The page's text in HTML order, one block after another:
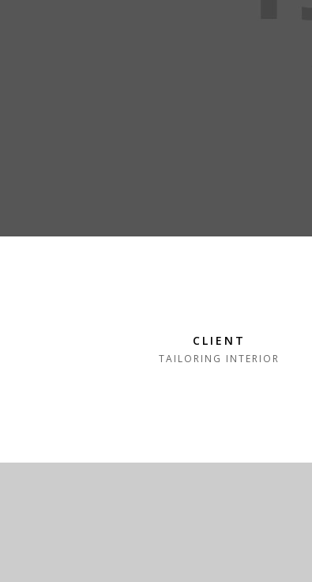
CLIENT
TAILORING INTERIOR